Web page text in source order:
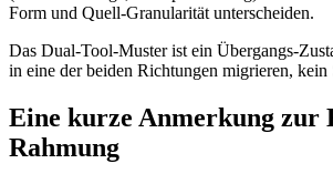
Form und Quell-Granularität unterscheiden.
Das Dual-Tool-Muster ist ein Übergangs-
in eine der beiden Richtungen migrieren, kein
Eine kurze Anmerkung zur
Rahmung